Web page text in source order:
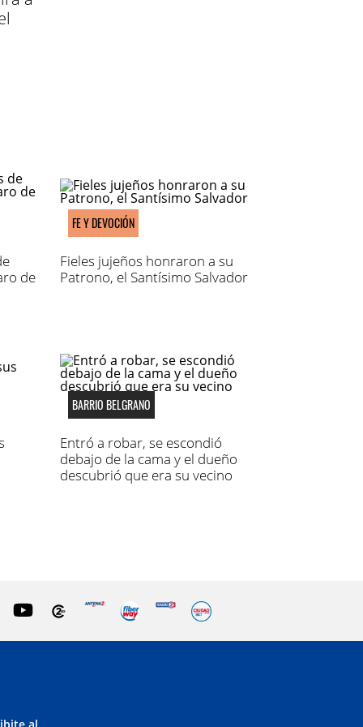
de
FE Y DEVOCIÓN
Fieles jujeños honraron a su
Patrono, el Santísimo Salvador
BARRIO BELGRANO
Entró a robar, se escondió
debajo de la cama y el dueño
descubrió que era su vecino